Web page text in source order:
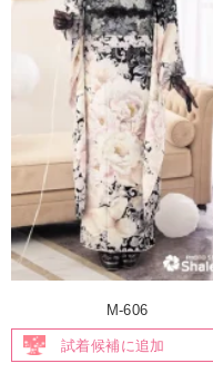
M-606
試着候補に追加